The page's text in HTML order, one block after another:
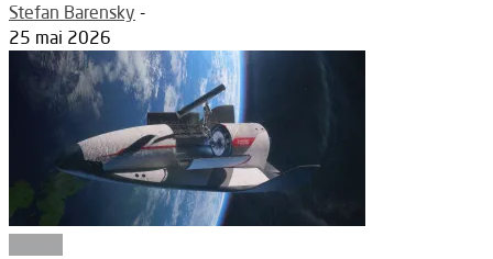
Stefan Barensky -
25 mai 2026